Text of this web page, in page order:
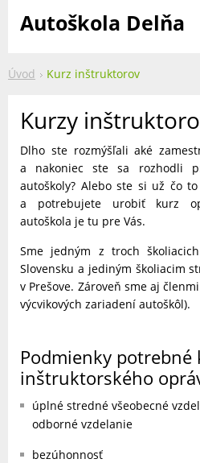
Autoškola Delňa
Úvod Kurz inštruktorov
Kurzy
Dlho ste rozmýšľali aké
a nakoniec ste sa rozhodli
autoškoly? Alebo ste si už čo
a potrebujete urobiť kurz
autoškola je tu pre Vás.
Sme jedným z troch
Slovensku a jediným školiacim
v Prešove. Zároveň sme aj
výcvikových zariadení autoškôl).
Podmienky potrebné
inštruktorského
úplné stredné všeobecné
odborné vzdelanie
bezúhonnosť